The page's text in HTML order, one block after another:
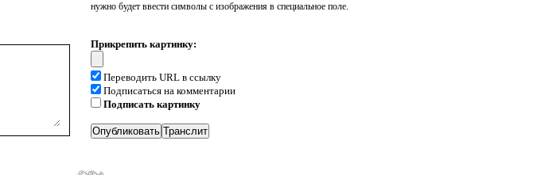
нужно будет ввести символы с изображения в специальное поле.
Прикрепить картинку:
Переводить URL в ссылку
Подписаться на комментарии
Подписать картинку